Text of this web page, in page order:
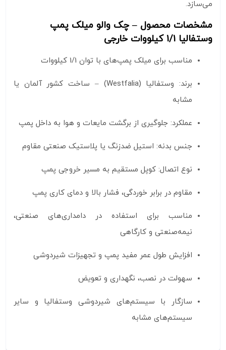
می‌سازد.
مشخصات محصول – چک والو میلک پمپ
وستفالیا 1/1 کیلووات خارجی
مناسب برای میلک پمپ‌های با توان 1/1 کیلووات
برند: وستفالیا (Westfalia) – ساخت کشور آلمان یا
مشابه
عملکرد: جلوگیری از برگشت مایعات و هوا به داخل پمپ
جنس بدنه: استیل ضدزنگ یا پلاستیک صنعتی مقاوم
نوع اتصال: کوپل مستقیم به مسیر خروجی پمپ
مقاوم در برابر خوردگی، فشار بالا و دمای کاری پمپ
مناسب برای استفاده در دامداری‌های صنعتی،
نیمه‌صنعتی و کارگاهی
افزایش طول عمر مفید پمپ و تجهیزات شیردوشی
سهولت در نصب، نگهداری و تعویض
سازگار با سیستم‌های شیردوشی وستفالیا و سایر
سیستم‌های مشابه